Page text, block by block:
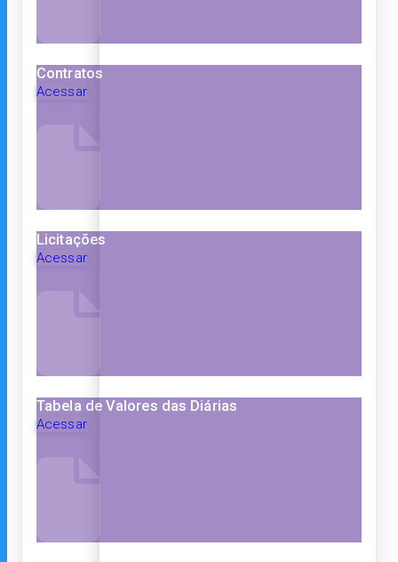
Contratos
Acessar
Licitações
Acessar
Tabela de Valores das Diárias
Acessar